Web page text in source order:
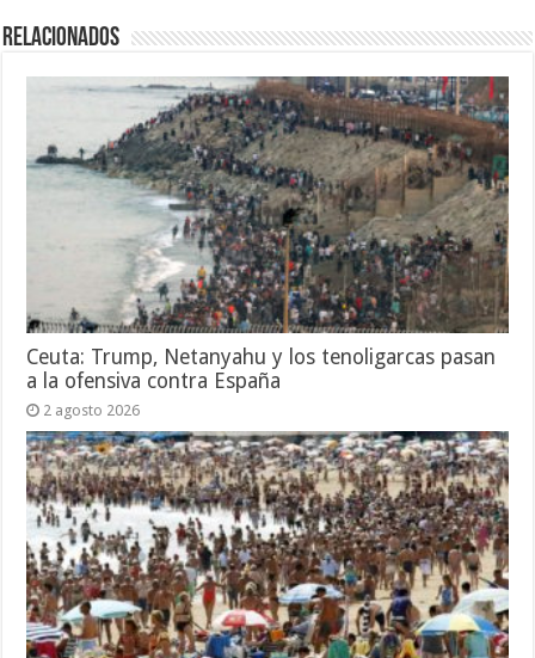
Relacionados
Ceuta: Trump, Netanyahu y los tenoligarcas pasan
a la ofensiva contra España
2 agosto 2026